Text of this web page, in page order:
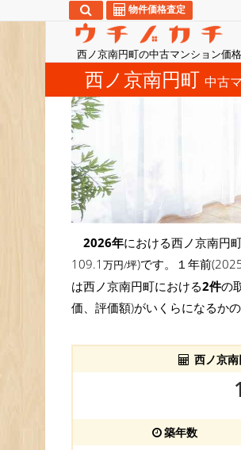
西ノ京南円町の中古マンション価
物件価格査定
西ノ京南円町 中古
2026年における西ノ京南円
109.1 万円/坪)です。１年前
は西ノ京南円町における2件の
価、評価額)がいくらになるかの
西ノ京
築年数